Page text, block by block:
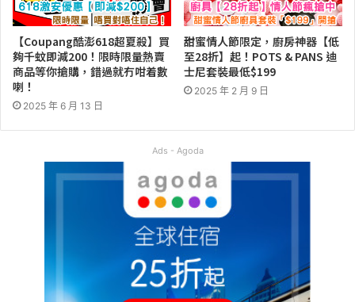
【Coupang酷澎618超夏殺】買
夠千蚊即減200！限時限量熱賣
商品等你搶購，錯過就冇咁着數
喇！
2025 年 6 月 13 日
甜蜜情人節限定，廚房神器【低
至28折】起！POTS & PANS 迪
士尼套裝最低$199
2025 年 2 月 9 日
Ads - Agoda